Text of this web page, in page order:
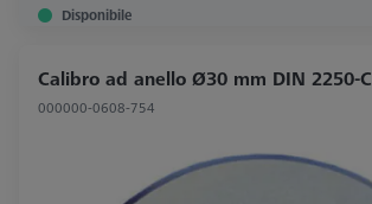
Disponibile
Calibro ad anello Ø30 mm DIN 2250-C
000000-0608-754